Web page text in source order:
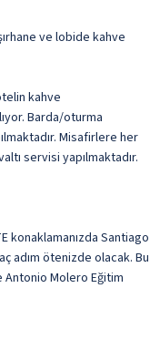
ve lobide kahve
kahve
Barda/oturma
Misafirlere her
servisi yapılmaktadır.
konaklamanızda Santiago
adım ötenizde olacak. Bu
Antonio Molero Eğitim